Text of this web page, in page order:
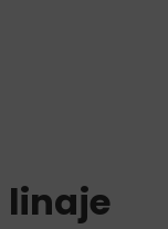
linaje